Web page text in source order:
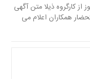
کارگروه ذیلا متن آگهی
همکاران اعلام می